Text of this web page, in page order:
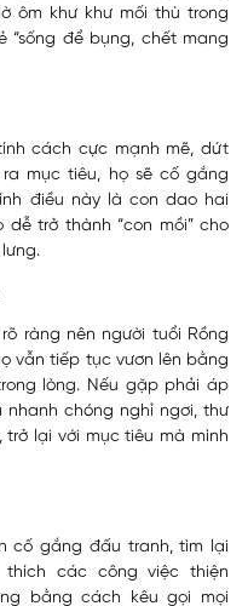
ôm khư khư mối thù trong
“sống để bụng, chết mang
cách cực mạnh mẽ, dứt
mục tiêu, họ sẽ cố gắng
điều này là con dao hai
trở thành “con mồi” cho
ràng nên người tuổi Rồng
vẫn tiếp tục vươn lên bằng
lòng. Nếu gặp phải áp
chóng nghỉ ngơi, thư
lại với mục tiêu mà mình
cố gắng đấu tranh, tìm lại
các công việc thiện
bằng cách kêu gọi mọi